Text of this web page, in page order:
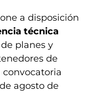
a disposición
técnica
planes y
de
convocatoria
agosto de